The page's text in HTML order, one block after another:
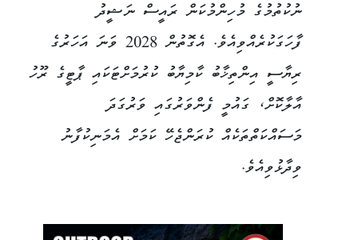
ނުކުތުމުގެ މުހިންމުކަން ރައީސް ނަޝީދު
ފާހަގަކުރެއްވިއެވެ. އެގޮތުން 2028 ވަނަ އަހަރުގެ
ރިޔާސީ އިންތިޚާބު ކާމިޔާބު ކުރުމަށްޓަކައި ޕާޓީގެ ރޫހު
އާލާކޮށް، ގައުމީ ފެންވަރުގައި ވަރުގަދަ
މަސައްކަތްތަކެއް ކުރަންޖެހޭ ކަމަށް އެމަނިކުފާނު
ވިދާޅުވިއެވެ.